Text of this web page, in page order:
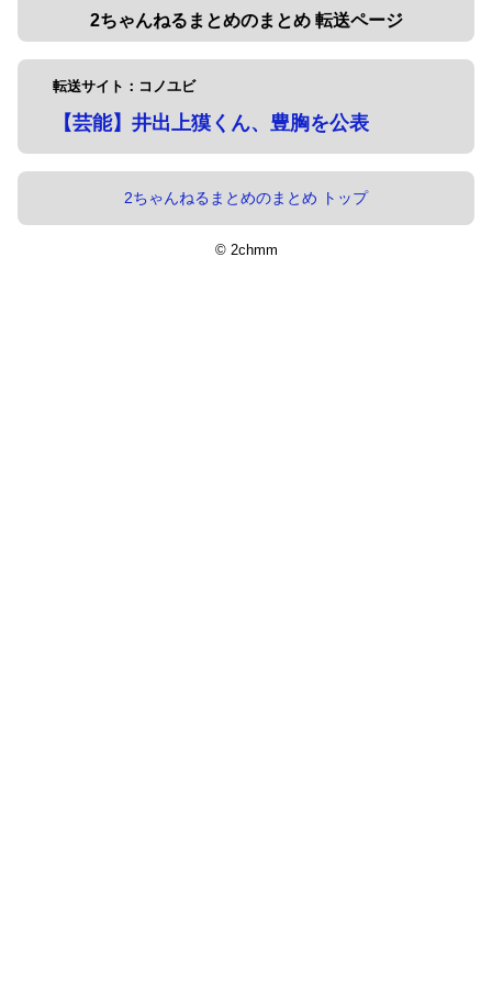
2ちゃんねるまとめのまとめ 転送ページ
転送サイト：コノユビ
【芸能】井出上獏くん、豊胸を公表
2ちゃんねるまとめのまとめ トップ
© 2chmm